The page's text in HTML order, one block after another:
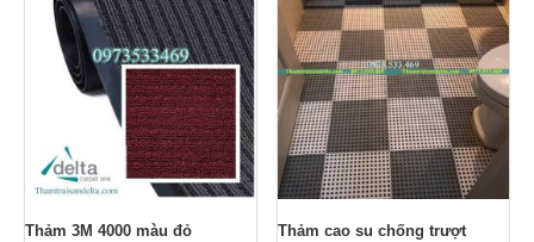
Thảm 3M 4000 màu đỏ Thảm cao su chống trượt